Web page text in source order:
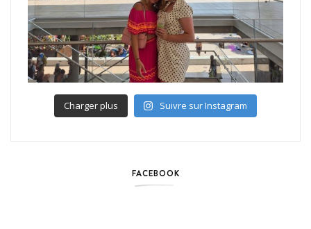
Charger plus Suivre sur Instagram
FACEBOOK